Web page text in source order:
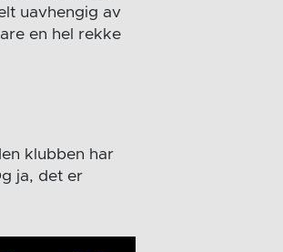
uavhengig av
en hel rekke
klubben har
ja, det er